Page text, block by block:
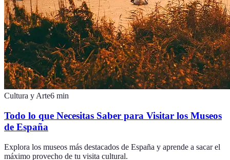
Cultura y Arte6 min
Todo lo que Necesitas Saber para Visitar los Museos
de España
Explora los museos más destacados de España y aprende a sacar el
máximo provecho de tu visita cultural.